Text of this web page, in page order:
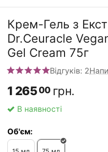
Крем-Гель з
Dr.Ceuracle
Gel Cream 75г
Відгуків: 2
1 26500 грн.
В наявності
Об'єм: